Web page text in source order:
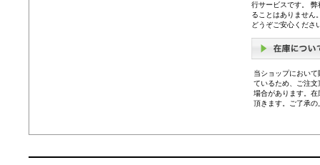
行サービスです。
ることはありません
どうぞご安心くださ
当ショップにおい
ているため、ご注
場合があります。
頂きます。ご了承